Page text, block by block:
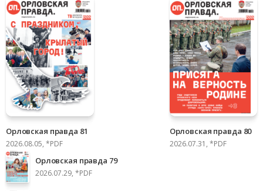
Орловская правда 81
2026.08.05, *PDF
Орловская правда 80
2026.07.31, *PDF
Орловская правда 79
2026.07.29, *PDF